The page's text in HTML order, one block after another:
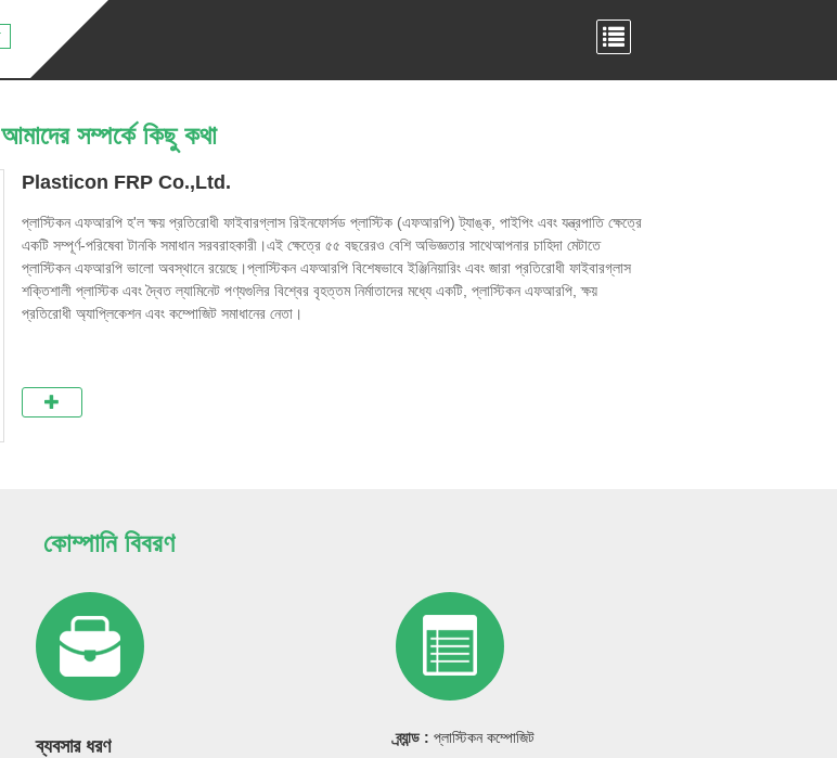
আমাদের সম্পর্কে কিছু কথা
Plasticon FRP Co.,Ltd.
প্লাস্টিকন এফআরপি হ'ল ক্ষয় প্রতিরোধী ফাইবারগ্লাস রিইনফোর্সড প্লাস্টিক (এফআরপি) ট্যাঙ্ক, পাইপিং এবং যন্ত্রপাতি ক্ষেত্রে
একটি সম্পূর্ণ-পরিষেবা টানকি সমাধান সরবরাহকারী।এই ক্ষেত্রে ৫৫ বছরেরও বেশি অভিজ্ঞতার সাথেআপনার চাহিদা মেটাতে
প্লাস্টিকন এফআরপি ভালো অবস্থানে রয়েছে।প্লাস্টিকন এফআরপি বিশেষভাবে ইঞ্জিনিয়ারিং এবং জারা প্রতিরোধী ফাইবারগ্লাস
শক্তিশালী প্লাস্টিক এবং দ্বৈত ল্যামিনেট পণ্যগুলির বিশ্বের বৃহত্তম নির্মাতাদের মধ্যে একটি, প্লাস্টিকন এফআরপি, ক্ষয়
প্রতিরোধী অ্যাপ্লিকেশন এবং কম্পোজিট সমাধানের নেতা।
কোম্পানি বিবরণ
ব্যবসার ধরণ ব্র্যান্ড : প্লাস্টিকন কম্পোজিট